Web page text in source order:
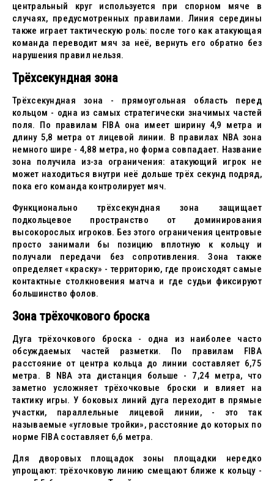
центральный круг используется при спорном мяче в
случаях, предусмотренных правилами. Линия середины
также играет тактическую роль: после того как атакующая
команда переводит мяч за неё, вернуть его обратно без
нарушения правил нельзя.
Трёхсекундная зона
Трёхсекундная зона - прямоугольная область перед
кольцом - одна из самых стратегически значимых частей
поля. По правилам FIBA она имеет ширину 4,9 метра и
длину 5,8 метра от лицевой линии. В правилах NBA зона
немного шире - 4,88 метра, но форма совпадает. Название
зона получила из-за ограничения: атакующий игрок не
может находиться внутри неё дольше трёх секунд подряд,
пока его команда контролирует мяч.
Функционально трёхсекундная зона защищает
подкольцевое пространство от доминирования
высокорослых игроков. Без этого ограничения центровые
просто занимали бы позицию вплотную к кольцу и
получали передачи без сопротивления. Зона также
определяет «краску» - территорию, где происходят самые
контактные столкновения матча и где судьи фиксируют
большинство фолов.
Зона трёхочкового броска
Дуга трёхочкового броска - одна из наиболее часто
обсуждаемых частей разметки. По правилам FIBA
расстояние от центра кольца до линии составляет 6,75
метра. В NBA эта дистанция больше - 7,24 метра, что
заметно усложняет трёхочковые броски и влияет на
тактику игры. У боковых линий дуга переходит в прямые
участки, параллельные лицевой линии, - это так
называемые «угловые тройки», расстояние до которых по
норме FIBA составляет 6,6 метра.
Для дворовых площадок зоны площадки нередко
упрощают: трёхочковую линию смещают ближе к кольцу -